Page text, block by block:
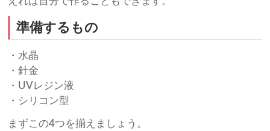
準備するもの
・水晶
・針金
・UVレジン液
・シリコン型
まずこの4つを揃えましょう。